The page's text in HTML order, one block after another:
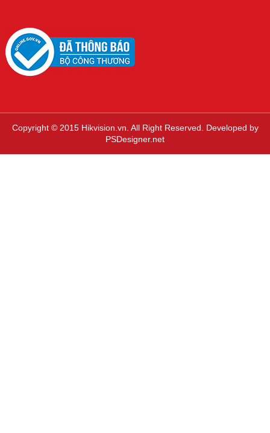
Copyright © 2015 Hikvision.vn. All Right Reserved. Developed by
PSDesigner.net